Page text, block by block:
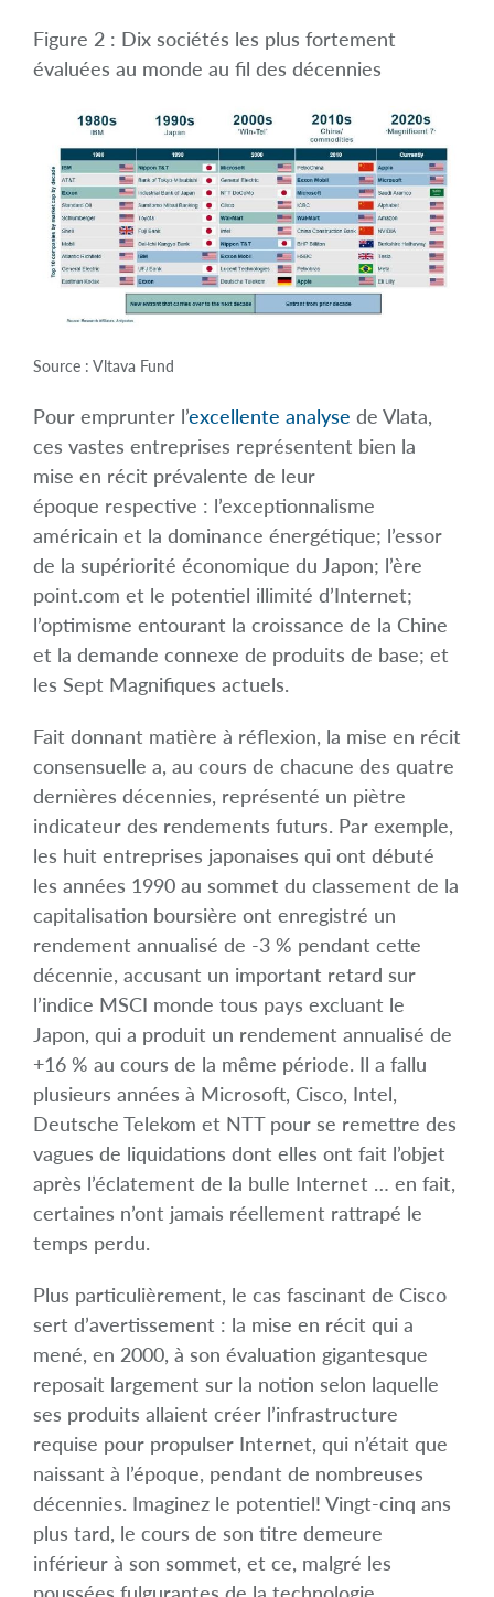
Figure 2 : Dix sociétés les plus fortement
évaluées au monde au fil des décennies
Source : Vltava Fund
Pour emprunter l’excellente analyse de Vlata,
ces vastes entreprises représentent bien la
mise en récit prévalente de leur
époque respective : l’exceptionnalisme
américain et la dominance énergétique; l’essor
de la supériorité économique du Japon; l’ère
point.com et le potentiel illimité d’Internet;
l’optimisme entourant la croissance de la Chine
et la demande connexe de produits de base; et
les Sept Magnifiques actuels.
Fait donnant matière à réflexion, la mise en récit
consensuelle a, au cours de chacune des quatre
dernières décennies, représenté un piètre
indicateur des rendements futurs. Par exemple,
les huit entreprises japonaises qui ont débuté
les années 1990 au sommet du classement de la
capitalisation boursière ont enregistré un
rendement annualisé de -3 % pendant cette
décennie, accusant un important retard sur
l’indice MSCI monde tous pays excluant le
Japon, qui a produit un rendement annualisé de
+16 % au cours de la même période. Il a fallu
plusieurs années à Microsoft, Cisco, Intel,
Deutsche Telekom et NTT pour se remettre des
vagues de liquidations dont elles ont fait l’objet
après l’éclatement de la bulle Internet … en fait,
certaines n’ont jamais réellement rattrapé le
temps perdu.
Plus particulièrement, le cas fascinant de Cisco
sert d’avertissement : la mise en récit qui a
mené, en 2000, à son évaluation gigantesque
reposait largement sur la notion selon laquelle
ses produits allaient créer l’infrastructure
requise pour propulser Internet, qui n’était que
naissant à l’époque, pendant de nombreuses
décennies. Imaginez le potentiel! Vingt-cinq ans
plus tard, le cours de son titre demeure
inférieur à son sommet, et ce, malgré les